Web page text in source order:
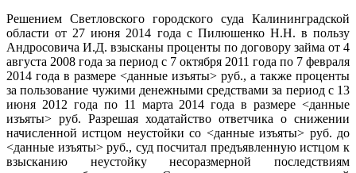
Решением Светловского городского суда Калининградской
области от 27 июня 2014 года с Пилюшенко Н.Н. в пользу
Андросовича И.Д. взысканы проценты по договору займа от 4
августа 2008 года за период с 7 октября 2011 года по 7 февраля
2014 года в размере <данные изъяты> руб., а также проценты
за пользование чужими денежными средствами за период с 13
июня 2012 года по 11 марта 2014 года в размере <данные
изъяты> руб. Разрешая ходатайство ответчика о снижении
начисленной истцом неустойки со <данные изъяты> руб. до
<данные изъяты> руб., суд посчитал предъявленную истцом к
взысканию неустойку несоразмерной последствиям